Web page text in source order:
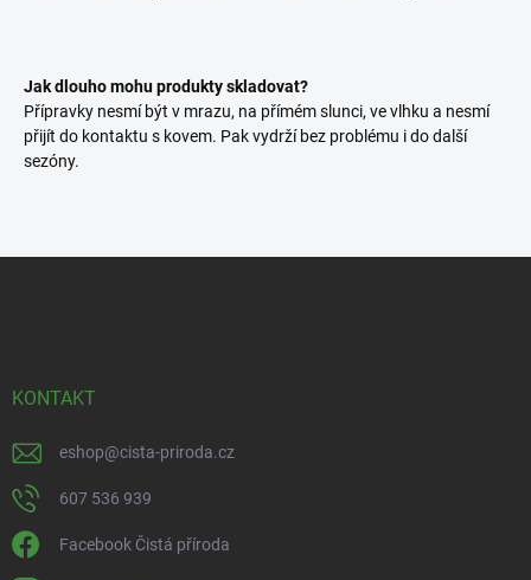
Jak dlouho mohu produkty skladovat?
Přípravky nesmí být v mrazu, na přímém slunci, ve vlhku a nesmí
přijít do kontaktu s kovem. Pak vydrží bez problému i do další
sezóny.
KONTAKT
eshop@cista-priroda.cz
607 536 939
Facebook Čistá příroda